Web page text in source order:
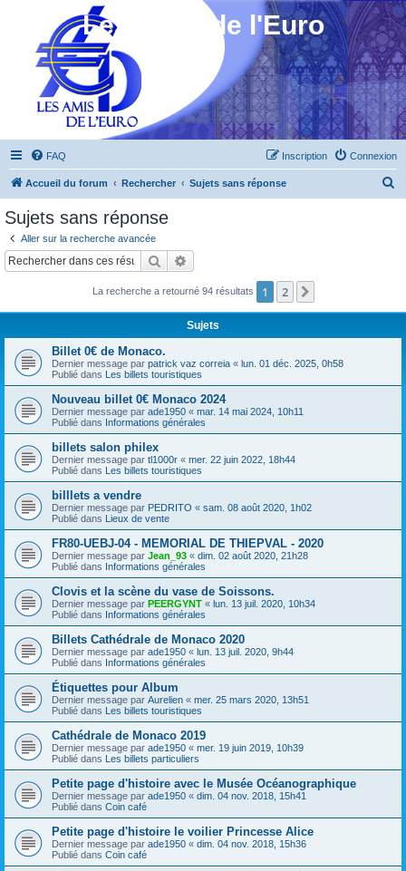
Les Amis de l'Euro
FAQ Connexion
Inscription
Accueil du forum Rechercher Sujets sans réponse
c
Sujets sans réponse
Aller sur la recherche avancée
Rechercher
La recherche a retourné 94 résultats 1 2
Sujets
Billet 0€ de Monaco.
Dernier message par patrick vaz correia « lun. 01 déc. 2025, 0h58
Publié dans Les billets touristiques
Nouveau billet 0€ Monaco 2024
Dernier message par ade1950 « mar. 14 mai 2024, 10h11
Publié dans Informations générales
billets salon philex
Dernier message par tl1000r « mer. 22 juin 2022, 18h44
Publié dans Les billets touristiques
billlets a vendre
Dernier message par PEDRITO « sam. 08 août 2020, 1h02
Publié dans Lieux de vente
FR80-UEBJ-04 - MEMORIAL DE THIEPVAL - 2020
Dernier message par Jean_93 « dim. 02 août 2020, 21h28
Publié dans Informations générales
Clovis et la scène du vase de Soissons.
Dernier message par PEERGYNT « lun. 13 juil. 2020, 10h34
Publié dans Informations générales
Billets Cathédrale de Monaco 2020
Dernier message par ade1950 « lun. 13 juil. 2020, 9h44
Publié dans Informations générales
Étiquettes pour Album
Dernier message par Aurelien « mer. 25 mars 2020, 13h51
Publié dans Les billets touristiques
Cathédrale de Monaco 2019
Dernier message par ade1950 « mer. 19 juin 2019, 10h39
Publié dans Les billets particuliers
Petite page d'histoire avec le Musée Océanographique
Dernier message par ade1950 « dim. 04 nov. 2018, 15h41
Publié dans Coin café
Petite page d'histoire le voilier Princesse Alice
Dernier message par ade1950 « dim. 04 nov. 2018, 15h36
Publié dans Coin café